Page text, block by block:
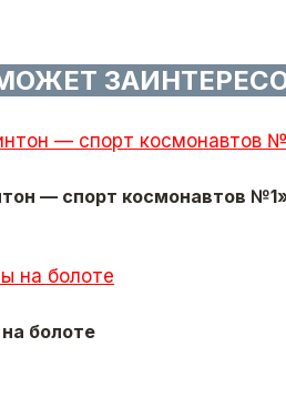
— cпорт космонавтов
болоте